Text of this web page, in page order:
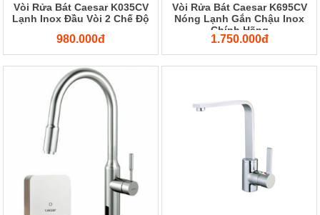
Vòi Rửa Bát Caesar K035CV
Lạnh Inox Đầu Vòi 2 Chế Độ
980.000đ
Vòi Rửa Bát Caesar K695CV
Nóng Lạnh Gắn Chậu Inox
Chính Hãng
1.750.000đ